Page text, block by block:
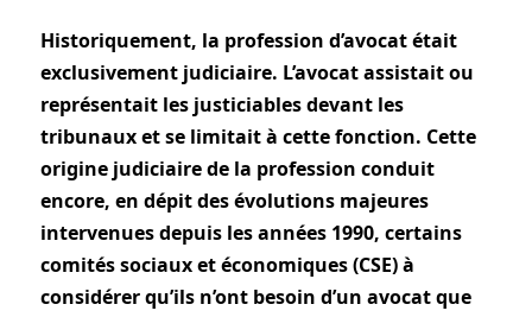
Historiquement, la profession d’avocat était
exclusivement judiciaire. L’avocat assistait ou
représentait les justiciables devant les
tribunaux et se limitait à cette fonction. Cette
origine judiciaire de la profession conduit
encore, en dépit des évolutions majeures
intervenues depuis les années 1990, certains
comités sociaux et économiques (CSE) à
considérer qu’ils n’ont besoin d’un avocat que